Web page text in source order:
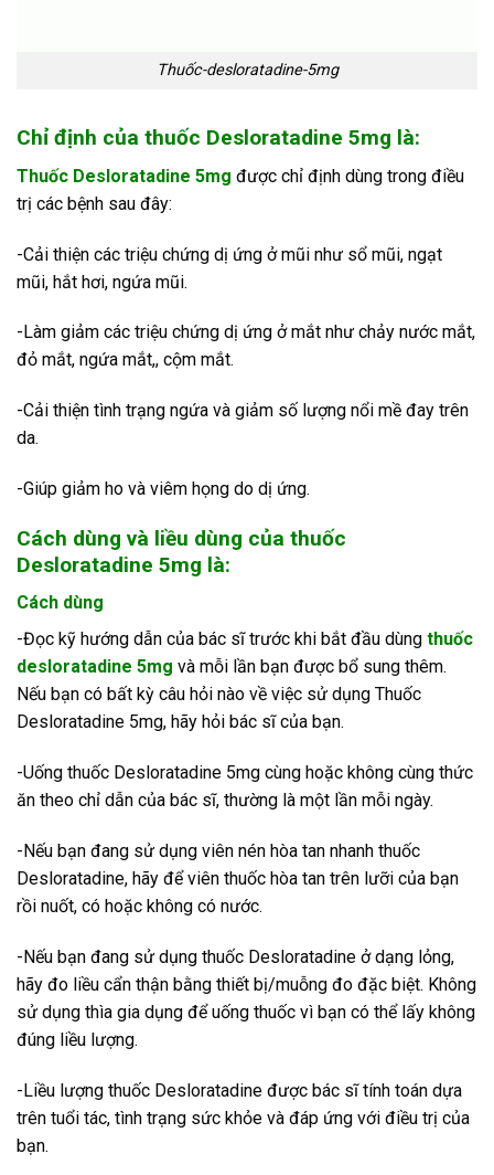
Thuốc-desloratadine-5mg
Chỉ định của thuốc Desloratadine 5mg là:
Thuốc Desloratadine 5mg được chỉ định dùng trong điều
trị các bệnh sau đây:
-Cải thiện các triệu chứng dị ứng ở mũi như sổ mũi, ngạt
mũi, hắt hơi, ngứa mũi.
-Làm giảm các triệu chứng dị ứng ở mắt như chảy nước mắt,
đỏ mắt, ngứa mắt,, cộm mắt.
-Cải thiện tình trạng ngứa và giảm số lượng nổi mề đay trên
da.
-Giúp giảm ho và viêm họng do dị ứng.
Cách dùng và liều dùng của thuốc
Desloratadine 5mg là:
Cách dùng
-Đọc kỹ hướng dẫn của bác sĩ trước khi bắt đầu dùng thuốc
desloratadine 5mg và mỗi lần bạn được bổ sung thêm.
Nếu bạn có bất kỳ câu hỏi nào về việc sử dụng Thuốc
Desloratadine 5mg, hãy hỏi bác sĩ của bạn.
-Uống thuốc Desloratadine 5mg cùng hoặc không cùng thức
ăn theo chỉ dẫn của bác sĩ, thường là một lần mỗi ngày.
-Nếu bạn đang sử dụng viên nén hòa tan nhanh thuốc
Desloratadine, hãy để viên thuốc hòa tan trên lưỡi của bạn
rồi nuốt, có hoặc không có nước.
-Nếu bạn đang sử dụng thuốc Desloratadine ở dạng lỏng,
hãy đo liều cẩn thận bằng thiết bị/muỗng đo đặc biệt. Không
sử dụng thìa gia dụng để uống thuốc vì bạn có thể lấy không
đúng liều lượng.
-Liều lượng thuốc Desloratadine được bác sĩ tính toán dựa
trên tuổi tác, tình trạng sức khỏe và đáp ứng với điều trị của
bạn.